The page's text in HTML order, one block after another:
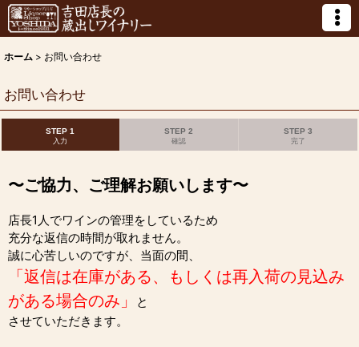
ホーム > お問い合わせ
お問い合わせ
STEP 1
入力
STEP 2
確認
STEP 3
完了
〜ご協力、ご理解お願いします〜
店長1人でワインの管理をしているため
充分な返信の時間が取れません。
誠に心苦しいのですが、当面の間、
「返信は在庫がある、もしくは再入荷の見込み
がある場合のみ」
と
させていただきます。